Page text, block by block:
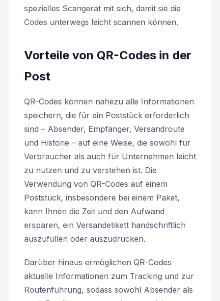
spezielles Scangerät mit sich, damit sie die
Codes unterwegs leicht scannen können.
Vorteile von QR-Codes in der
Post
QR-Codes können nahezu alle Informationen
speichern, die für ein Poststück erforderlich
sind – Absender, Empfänger, Versandroute
und Historie – auf eine Weise, die sowohl für
Verbraucher als auch für Unternehmen leicht
zu nutzen und zu verstehen ist. Die
Verwendung von QR-Codes auf einem
Poststück, insbesondere bei einem Paket,
kann Ihnen die Zeit und den Aufwand
ersparen, ein Versandetikett handschriftlich
auszufüllen oder auszudrucken.
Darüber hinaus ermöglichen QR-Codes
aktuelle Informationen zum Tracking und zur
Routenführung, sodass sowohl Absender als